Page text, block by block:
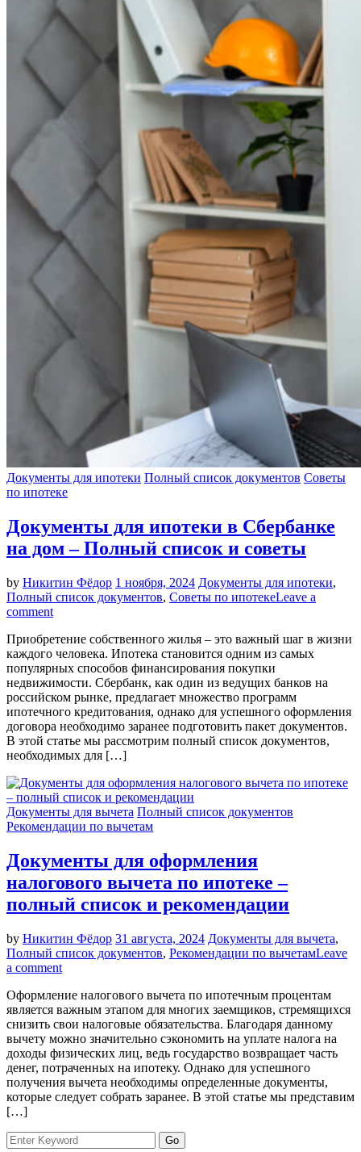
Документы для ипотеки Полный список документов Советы
по ипотеке
Документы для ипотеки в Сбербанке
на дом – Полный список и советы
by Никитин Фёдор 1 ноября, 2024 Документы для ипотеки,
Полный список документов, Советы по ипотекеLeave a
comment
Приобретение собственного жилья – это важный шаг в жизни
каждого человека. Ипотека становится одним из самых
популярных способов финансирования покупки
недвижимости. Сбербанк, как один из ведущих банков на
российском рынке, предлагает множество программ
ипотечного кредитования, однако для успешного оформления
договора необходимо заранее подготовить пакет документов.
В этой статье мы рассмотрим полный список документов,
необходимых для […]
Документы для вычета Полный список документов
Рекомендации по вычетам
Документы для оформления
налогового вычета по ипотеке –
полный список и рекомендации
by Никитин Фёдор 31 августа, 2024 Документы для вычета,
Полный список документов, Рекомендации по вычетамLeave
a comment
Оформление налогового вычета по ипотечным процентам
является важным этапом для многих заемщиков, стремящихся
снизить свои налоговые обязательства. Благодаря данному
вычету можно значительно сэкономить на уплате налога на
доходы физических лиц, ведь государство возвращает часть
денег, потраченных на ипотеку. Однако для успешного
получения вычета необходимы определенные документы,
которые следует собрать заранее. В этой статье мы представим
[…]